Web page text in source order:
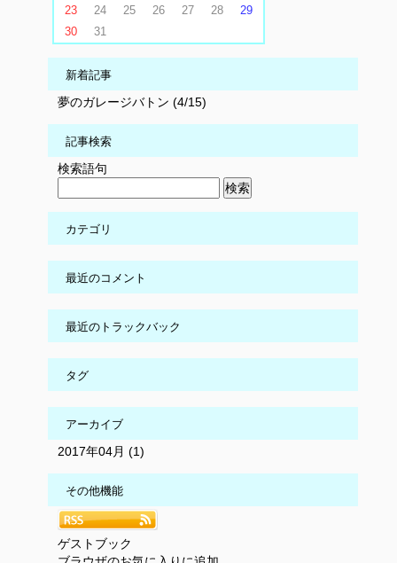
23
24 25 26 27 28
29
30
31
新着記事
夢のガレージバトン (4/15)
記事検索
検索語句
カテゴリ
最近のコメント
最近のトラックバック
タグ
アーカイブ
2017年04月 (1)
その他機能
ゲストブック